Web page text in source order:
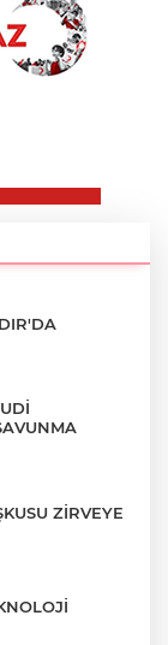
ZİRVEYE